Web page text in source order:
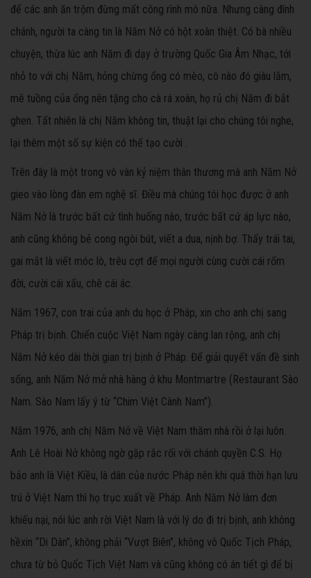
để các anh ăn trộm đừng mất công rình mò nữa. Nhưng càng đính
chánh, người ta càng tin là Năm Nở có hột xoàn thiệt. Có bà nhiều
chuyện, thừa lúc anh Năm đi dạy ở trường Quốc Gia Âm Nhạc, tới
nhỏ to với chị Năm, hỏng chừng ổng có mèo, cô nào đó giàu lắm,
mê tuồng của ổng nên tặng cho cà rá xoàn, họ rủ chị Năm đi bắt
ghen. Tất nhiên là chị Năm không tin, thuật lại cho chúng tôi nghe,
lại thêm một số sự kiện có thể tạo cười .
Trên đây là một trong vô vàn kỷ niệm thân thương mà anh Năm Nở
gieo vào lòng đàn em nghệ sĩ. Điều mà chúng tôi học được ở anh
Năm Nở là trước bất cứ tình huống nào, trước bất cứ áp lực nào,
anh cũng không bẻ cong ng̣òi bút, viết a dua, nịnh bợ. Thấy trái tai,
gai mắt là viết móc lò, trêu cợt để mọi người cùng cười cái rổm
đời, cười cái xấu, chê cái ác.
Năm 1967, con trai của anh du học ở Pháp, xin cho anh chị sang
Pháp trị bịnh. Chiến cuộc Việt Nam ngày càng lan rộng, anh chị
Năm Nở kéo dài thời gian trị bịnh ở Pháp. Để giải quyết vấn đề sinh
sống, anh Năm Nở mở nhà hàng ở khu Montmartre (Restaurant Sào
Nam. Sào Nam lấy ý từ “Chim Việt Cành Nam”).
Năm 1976, anh chị Năm Nở về Việt Nam thăm nhà rồi ở lại luôn.
Anh Lê Hoài Nở không ngờ gặp rắc rối với chánh quyền C.S. Họ
bảo anh là Việt Kiều, là dân của nước Pháp nên khi quá thời hạn lưu
trú ở Việt Nam thì họ trục xuất về Pháp. Anh Năm Nở làm đơn
khiếu nại, nói lúc anh rời Việt Nam là với lý do đi trị bịnh, anh không
hềxin “Di Dân”, không phải “Vượt Biên”, không vô Quốc Tịch Pháp,
chưa từ bỏ Quốc Tịch Việt Nam và cũng không có án tiết gì để bị